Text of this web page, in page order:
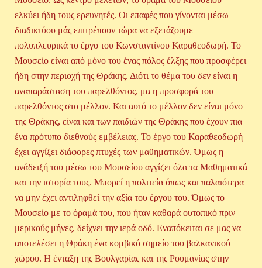
ελκύει ήδη τους ερευνητές. Οι επαφές που γίνονται μέσω
διαδικτύου μάς επιτρέπουν τώρα να εξετάζουμε
πολυπλευρικά το έργο του Κωνσταντίνου Καραθεοδωρή. Το
Μουσείο είναι από μόνο του ένας πόλος έλξης που προσφέρει
ήδη στην περιοχή της Θράκης. Διότι το θέμα του δεν είναι η
αναπαράσταση του παρελθόντος, μα η προσφορά του
παρελθόντος στο μέλλον. Και αυτό το μέλλον δεν είναι μόνο
της Θράκης, είναι και των παιδιών της Θράκης που έχουν πια
ένα πρότυπο διεθνούς εμβέλειας. Το έργο του Καραθεοδωρή
έχει αγγίξει διάφορες πτυχές των μαθηματικών. Όμως η
ανάδειξή του μέσω του Μουσείου αγγίζει όλα τα Μαθηματικά
και την ιστορία τους. Μπορεί η πολιτεία όπως και παλαιότερα
να μην έχει αντιληφθεί την αξία του έργου του. Όμως το
Μουσείο με το όραμά του, που ήταν καθαρά ουτοπικό πριν
μερικούς μήνες, δείχνει την ιερά οδό. Εναπόκειται σε μας να
αποτελέσει η Θράκη ένα κομβικό σημείο του βαλκανικού
χώρου. Η ένταξη της Βουλγαρίας και της Ρουμανίας στην